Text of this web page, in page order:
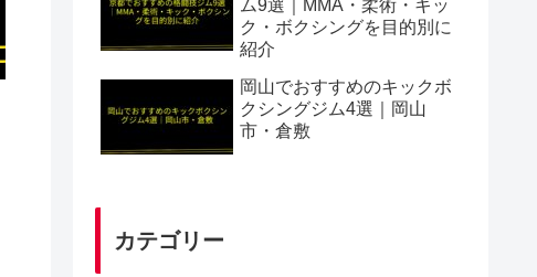
ム9選｜MMA・柔術・キッ
ク・ボクシングを目的別に
紹介
岡山でおすすめのキックボ
クシングジム4選｜岡山
市・倉敷
カテゴリー